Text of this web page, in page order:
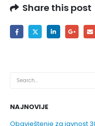
Share this post
NAJNOVIJE
Obavještenje za javnost